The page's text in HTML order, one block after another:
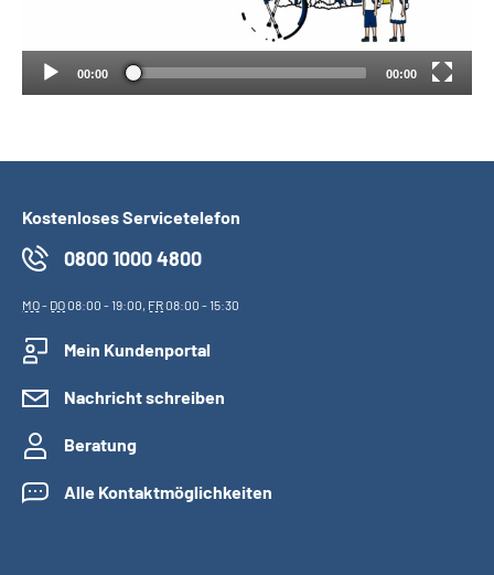
Inhalte in Gebärdensprache (DGS)
Mein Kundenportal
00:00 00:00
Kostenloses Servicetelefon
0800 1000 4800
MO- DO08:00 - 19:00, FR08:00 - 15:30
Mein Kundenportal
Nachricht schreiben
Beratung
Alle Kontaktmöglichkeiten